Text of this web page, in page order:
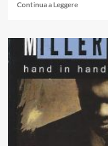
Continua a LeggereLeggi
su
L’altro
Wayne
Shorter
con
1967